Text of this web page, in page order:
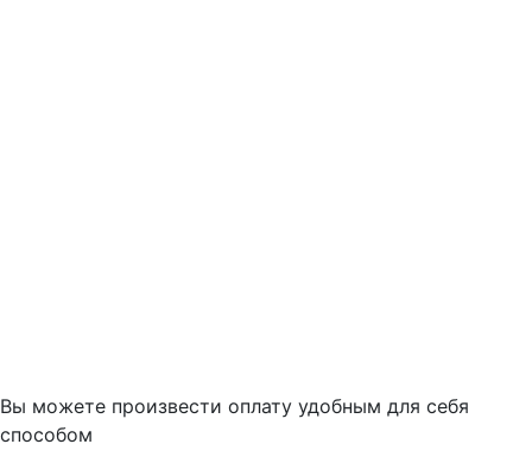
Вы можете произвести оплату удобным для себя
способом